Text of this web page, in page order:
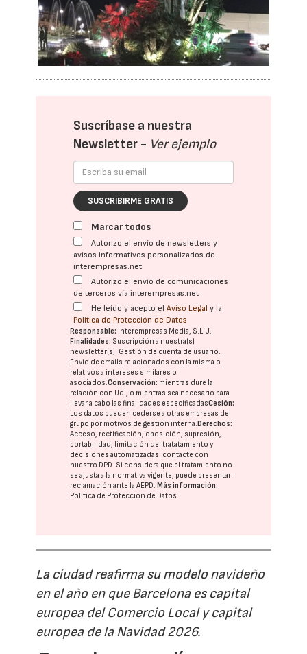
Suscríbase a nuestra
Newsletter - Ver ejemplo
SUSCRIBIRME GRATIS
Marcar todos
Autorizo el envío de newsletters y
avisos informativos personalizados de
interempresas.net
Autorizo el envío de comunicaciones
de terceros vía interempresas.net
He leído y acepto elAviso Legal y la
Política de Protección de Datos
Responsable: Interempresas Media, S.L.U.
Finalidades: Suscripción a nuestra(s)
newsletter(s). Gestión de cuenta de usuario.
Envío de emails relacionados con la misma o
relativos a intereses similares o
asociados.Conservación: mientras dure la
relación con Ud., o mientras sea necesario para
llevar a cabo las finalidades especificadasCesión:
Los datos pueden cederse a otras empresas del
grupo por motivos de gestión interna.Derechos:
Acceso, rectificación, oposición, supresión,
portabilidad, limitación del tratatamiento y
decisiones automatizadas: contacte con
nuestro DPD . Si considera que el tratamiento no
se ajusta a la normativa vigente, puede presentar
reclamación ante laAEPD .Más información:
Política de Protección de Datos
La ciudad reafirma su modelo navideño
en el año en que Barcelona es capital
europea del Comercio Local y capital
europea de la Navidad 2026.